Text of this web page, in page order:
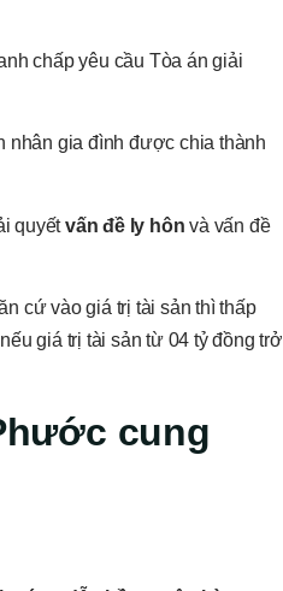
chấp yêu cầu Tòa án giải
nhân gia đình được chia thành
quyếtvấn đề ly hôn và vấn đề
cứ vào giá trị tài sản thì thấp
giá trị tài sản từ 04 tỷ đồng trở
cung